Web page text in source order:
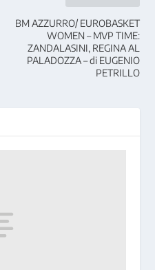
BM AZZURRO/ EUROBASKET
WOMEN – MVP TIME:
ZANDALASINI, REGINA AL
PALADOZZA – di EUGENIO
PETRILLO